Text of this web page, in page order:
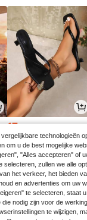
17
technologieën
om u de best mogelijke
"Alles accepteren" of
selecteren, zullen we alle
het verkeer, het bieden
en advertenties om uw
te selecteren, staat
nodig zijn voor de
te wijzigen,